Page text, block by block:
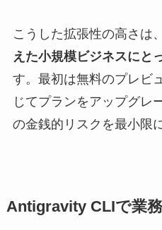
こうした拡張性の高さは、
えた小規模ビジネスにと
す。最初は無料のプレビ
じてプランをアップグレ
の金銭的リスクを最小限
Antigravity CLIで業